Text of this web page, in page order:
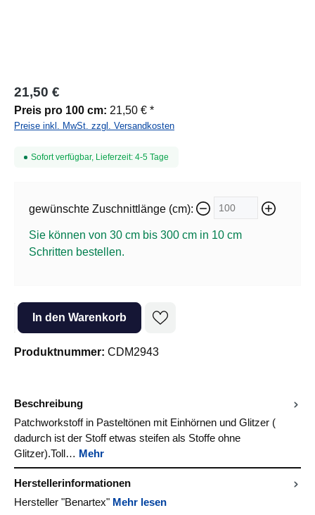
21,50 €
Preis pro 100 cm: 21,50 € *
Preise inkl. MwSt. zzgl. Versandkosten
Sofort verfügbar, Lieferzeit: 4-5 Tage
gewünschte Zuschnittlänge (cm):
Sie können von 30 cm bis 300 cm in 10 cm
Schritten bestellen.
Produkt Anzahl: Gib den gewünschten Wert ein oder benutze die
In den Warenkorb
Produktnummer: CDM2943
Beschreibung
Patchworkstoff in Pasteltönen mit Einhörnen und Glitzer (
dadurch ist der Stoff etwas steifen als Stoffe ohne
Glitzer).Toll… Mehr
Herstellerinformationen
Hersteller "Benartex" Mehr lesen